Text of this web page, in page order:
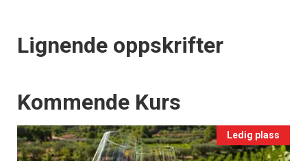
Lignende oppskrifter
Events
Kommende Kurs
Ledig plass